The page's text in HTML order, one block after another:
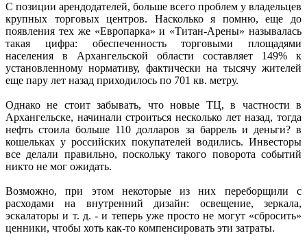
С позиции арендодателей, больше всего проблем у владельцев
крупных торговых центров. Насколько я помню, еще до
появления тех же «Европарка» и «Титан-Арены» называлась
такая цифра: обеспеченность торговыми площадями
населения в Архангельской области составляет 149% к
установленному нормативу, фактически на тысячу жителей
еще пару лет назад приходилось по 701 кв. метру.
Однако не стоит забывать, что новые ТЦ, в частности в
Архангельске, начинали строиться несколько лет назад, тогда
нефть стоила больше 110 долларов за баррель и деньги? в
кошельках у российских покупателей водились. Инвесторы
все делали правильно, поскольку такого поворота событий
никто не мог ожидать.
Возможно, при этом некоторые из них переборщили с
расходами на внутренний дизайн: освещение, зеркала,
эскалаторы и т. д. - и теперь уже просто не могут «сбросить»
ценники, чтобы хоть как-то компенсировать эти затраты.